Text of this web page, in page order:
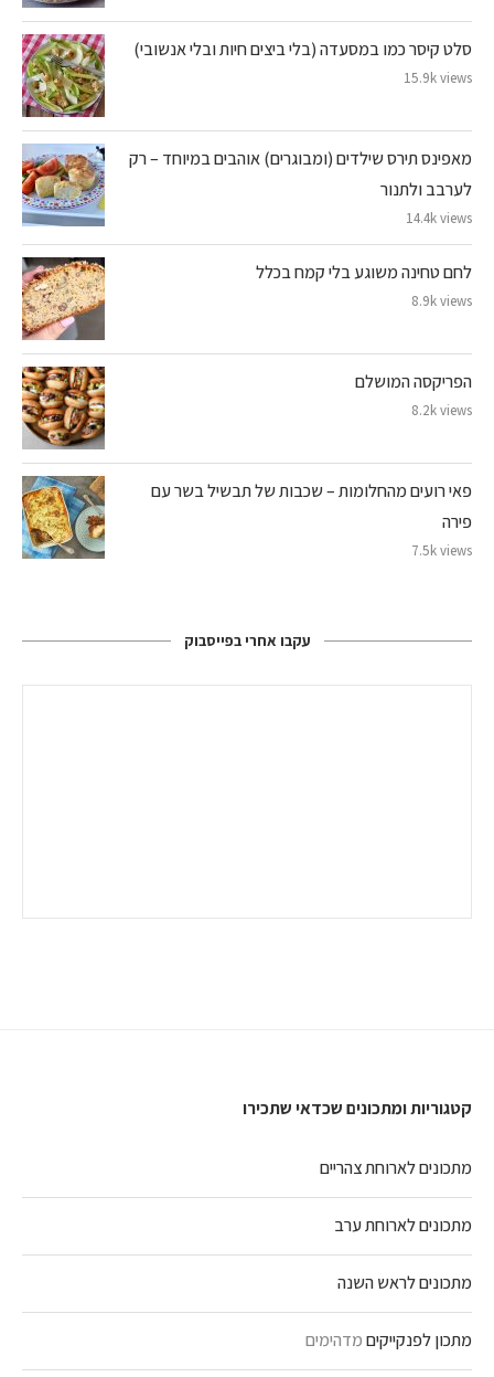
סלט קיסר כמו במסעדה (בלי ביצים חיות ובלי אנשובי)
15.9k views
מאפינס תירס שילדים (ומבוגרים) אוהבים במיוחד – רק
לערבב ולתנור
14.4k views
לחם טחינה משוגע בלי קמח בכלל
8.9k views
הפריקסה המושלם
8.2k views
פאי רועים מהחלומות – שכבות של תבשיל בשר עם
פירה
7.5k views
עקבו אחרי בפייסבוק
קטגוריות ומתכונים שכדאי שתכירו
מתכונים לארוחת צהריים
מתכונים לארוחת ערב
מתכונים לראש השנה
מתכון לפנקייקיםמדהימים